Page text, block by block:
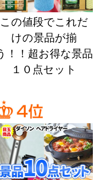
この値段でこれだ
けの景品が揃
！！超お得な景品
１０点セット